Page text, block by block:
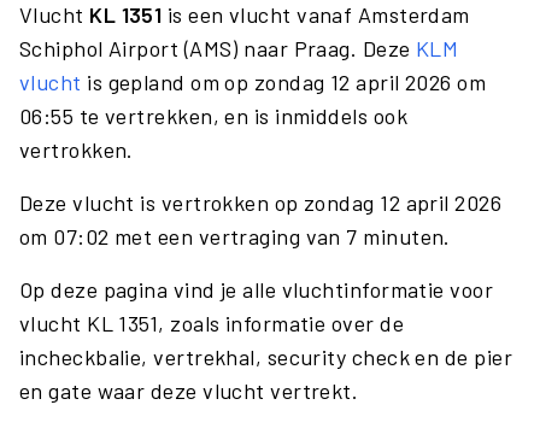
Vlucht KL 1351 is een vlucht vanaf Amsterdam
Schiphol Airport (AMS) naar Praag. Deze KLM
vlucht is gepland om op zondag 12 april 2026 om
06:55 te vertrekken, en is inmiddels ook
vertrokken.
Deze vlucht is vertrokken op zondag 12 april 2026
om 07:02 met een vertraging van 7 minuten.
Op deze pagina vind je alle vluchtinformatie voor
vlucht KL 1351, zoals informatie over de
incheckbalie, vertrekhal, security check en de pier
en gate waar deze vlucht vertrekt.